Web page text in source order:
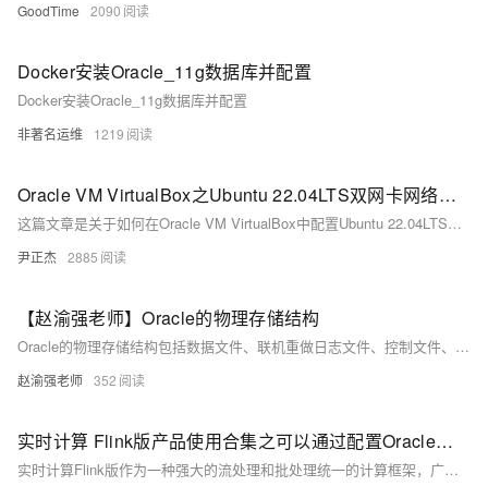
GoodTime 2090
Docker安装Oracle_11g数据库并配置
Docker安装Oracle_11g数据库并配置
非著名运维 1219
Oracle VM VirtualBox之Ubuntu 22.04LTS双网卡网络模式配置
这篇文章是关于如何在Oracle VM VirtualBox中配置Ubuntu 22.04LTS虚拟机双网卡网络模式的详细指南，包括VirtualBox网络概述、双网卡网络模式的配置步骤以及Ubuntu系统网络配置。
尹正杰 2885
【赵渝强老师】Oracle的物理存储结构
Oracle的物理存储结构包括数据文件、联机重做日志文件、控制文件、归档日志文件、参数文件、告警日志文件、跟踪文件和备份文件。这些文件在硬盘上存储数据库的各种数据和日志信息，确保数据库的正常运行和故障恢复。视频讲解和详细说明见原文。
赵渝强老师 352
实时计算 Flink版产品使用合集之可以通过配置Oracle数据库的schema注册表来监测表结构的变化吗
实时计算Flink版作为一种强大的流处理和批处理统一的计算框架，广泛应用于各种需要实时数据处理和分析的场景。实时计算Flink版通常结合SQL接口、DataStream API、以及与上下游数据源和存储系统的丰富连接器，提供了一套全面的解决方案，以应对各种实时计算需求。其低延迟、高吞吐、容错性强的特点，使其成为众多企业和组织实时数据处理首选的技术平台。以下是实时计算Flink版的一些典型使用合集。